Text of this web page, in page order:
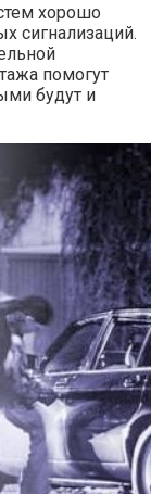
хорошо
сигнализаций.
помогут
будут и